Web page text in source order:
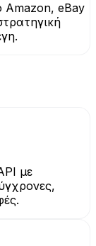
Amazon, eBay
με